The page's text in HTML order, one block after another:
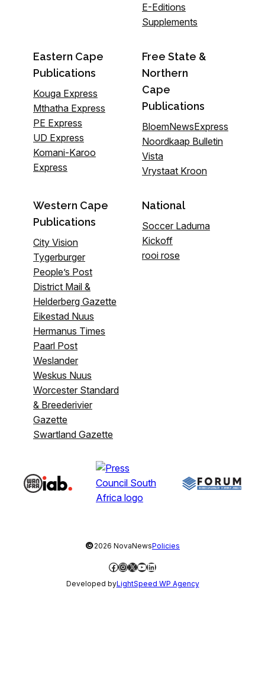
E-Editions
Supplements
Eastern Cape
Publications
Kouga Express
Mthatha Express
PE Express
UD Express
Komani-Karoo
Express
Free State &
Northern
Cape
Publications
BloemNewsExpress
Noordkaap Bulletin
Vista
Vrystaat Kroon
Western Cape
Publications
City Vision
Tygerburger
People’s Post
District Mail &
Helderberg Gazette
Eikestad Nuus
Hermanus Times
Paarl Post
Weslander
Weskus Nuus
Worcester Standard
& Breederivier
Gazette
Swartland Gazette
National
Soccer Laduma
Kickoff
rooi rose
©2026 NovaNewsPolicies
Facebook
Instagram
X YouTube
LinkedIn
Developed byLightSpeed WP Agency